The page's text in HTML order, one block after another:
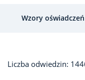
Wzory oświadczeń
Liczba odwiedzin: